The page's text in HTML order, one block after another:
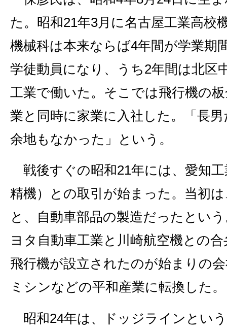
た。昭和21年3月に名古屋工業高校
機械科は本来ならば4年間が学業期
学徒動員になり、うち2年間は北区
工業で働いた。そこでは飛行機の
業と同時に家業に入社した。「長
余地もなかった」という。
戦後すぐの昭和21年には、愛知
精機）との取引が始まった。当初
と、自動車部品の製造だったとい
ヨタ自動車工業と川崎航空機との
飛行機が設立されたのが始まりの
ミシンなどの平和産業に転換した。
昭和24年は、ドッジラインとい